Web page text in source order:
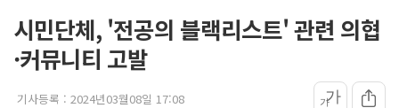
시민단체, '전공의 블랙리스트' 관련 의협
·커뮤니티 고발
기사등록 : 2024년03월08일 17:08 가가